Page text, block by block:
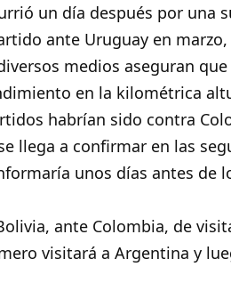
un día después por una
ante Uruguay en
medios aseguran
en la kilométrica
habrían sido contra
llega a confirmar en las
unos días antes de
ante Colombia, de
visitará a Argentina y